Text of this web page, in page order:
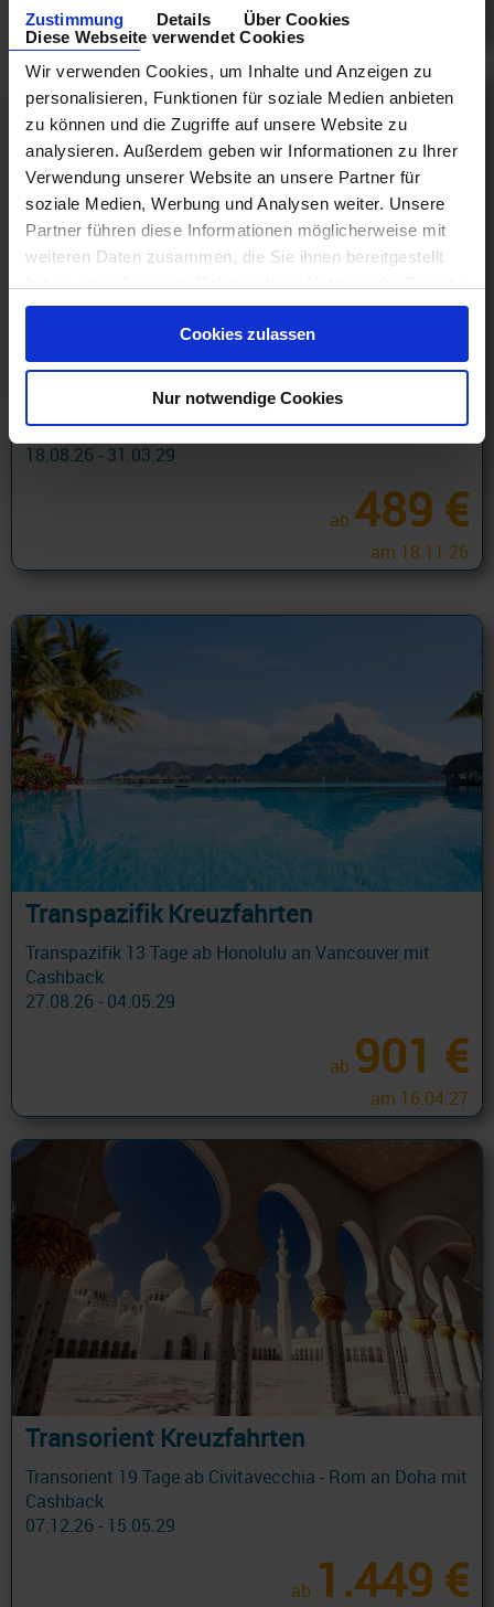
Zustimmung Details
Über Cookies
Diese Webseite verwendet Cookies
Wir verwenden Cookies, um Inhalte und Anzeigen zu
personalisieren, Funktionen für soziale Medien anbieten
zu können und die Zugriffe auf unsere Website zu
analysieren. Außerdem geben wir Informationen zu Ihrer
Verwendung unserer Website an unsere Partner für
soziale Medien, Werbung und Analysen weiter. Unsere
Partner führen diese Informationen möglicherweise mit
weiteren Daten zusammen, die Sie ihnen bereitgestellt
gesammelt haben.
Cookies zulassen
Nur notwendige Cookies
Transatlantik Kreuzfahrten
Transatlantik 9 Tage ab Las Palmas an Point-à-Pitre mit
Cashback
18.08.26 - 31.03.29
ab 489 €
am 18.11.26
Transpazifik Kreuzfahrten
Transpazifik 13 Tage ab Honolulu an Vancouver mit
Cashback
27.08.26 - 04.05.29
ab 901 €
am 16.04.27
Transorient Kreuzfahrten
Transorient 19 Tage ab Civitavecchia - Rom an Doha mit
Cashback
07.12.26 - 15.05.29
ab 1.449 €